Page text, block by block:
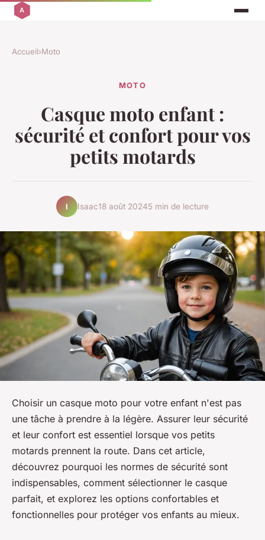
Accueil›Moto
MOTO
Casque moto enfant :
sécurité et confort pour vos
petits motards
I Isaac18 août 20245 min de lecture
Choisir un casque moto pour votre enfant n'est pas
une tâche à prendre à la légère. Assurer leur sécurité
et leur confort est essentiel lorsque vos petits
motards prennent la route. Dans cet article,
découvrez pourquoi les normes de sécurité sont
indispensables, comment sélectionner le casque
parfait, et explorez les options confortables et
fonctionnelles pour protéger vos enfants au mieux.